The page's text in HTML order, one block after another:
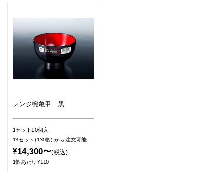
レンジ椀亀甲 黒
1セット10個入
13セット(130個)から注文可能
¥14,300〜(税込)
1個あたり¥110